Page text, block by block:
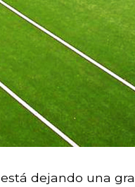
está dejando una